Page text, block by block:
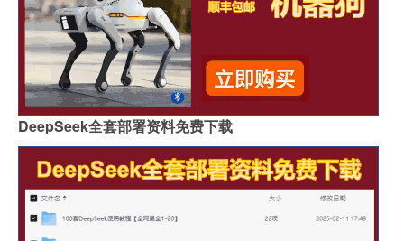
DeepSeek全套部署资料免费下载